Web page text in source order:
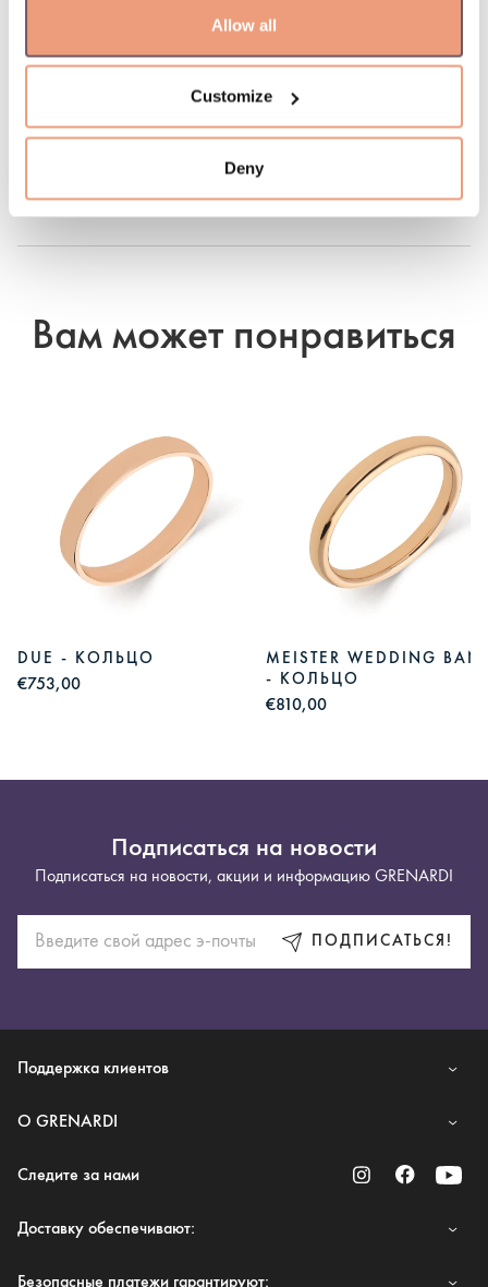
Allow all
Customize
Deny
Материал: Золото
Артикул: W68472976
Ширина: 3 мм
Вам может понравиться
DUE - КОЛЬЦО
€753,00
MEISTER WEDDING
- КОЛЬЦО
€810,00
Подписаться на новости
Подписаться на новости, акции и информацию GRENARDI
ПОДПИСАТЬСЯ!
Поддержка клиентов
O GRENARDI
Следите за нами
Доставку обеспечивают:
Безопасные платежи гарантируют: